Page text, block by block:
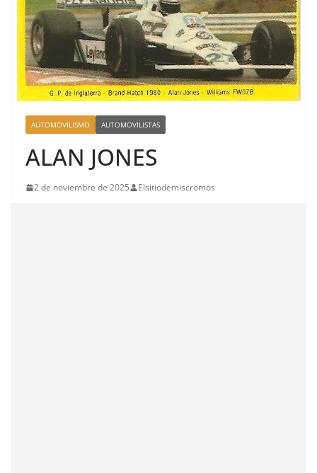
AUTOMOVILISMO AUTOMOVILISTAS
ALAN JONES
2 de noviembre de 2025 Elsitiodemiscromos